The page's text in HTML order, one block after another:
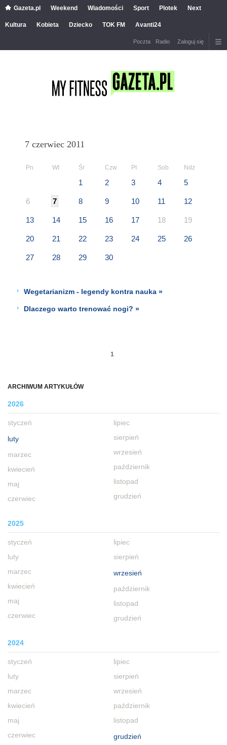
Gazeta.pl Weekend Wiadomości Sport Plotek Next
Kultura Kobieta Dziecko TOK FM Avanti24
Poczta Radio Zaloguj się
ARCHIWUM ARTYKUŁÓW
2026
styczeń
luty
marzec
kwiecień
maj
czerwiec
lipiec
sierpień
wrzesień
październik
listopad
grudzień
2025
styczeń
luty
marzec
kwiecień
maj
czerwiec
lipiec
sierpień
wrzesień
październik
listopad
grudzień
2024
styczeń
luty
marzec
kwiecień
maj
czerwiec
lipiec
sierpień
wrzesień
październik
listopad
grudzień
7 czerwiec 2011
Pn Wt Śr Czw Pt Sob Ndz
1 2 3 4 5
6 7 8 9 10 11 12
13 14 15 16 17 18 19
20 21 22 23 24 25 26
27 28 29 30
Wegetarianizm - legendy kontra nauka »
Dlaczego warto trenować nogi? »
1